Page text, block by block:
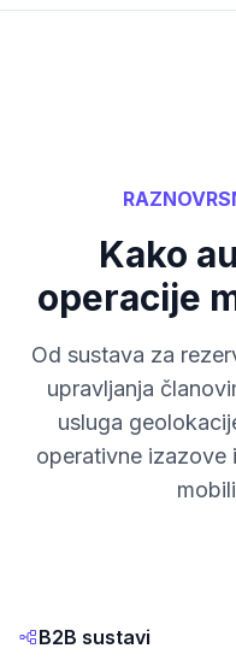
Kako
operacije
Od sustava za
upravljanja
usluga
operativne izazove
B2B sustavi